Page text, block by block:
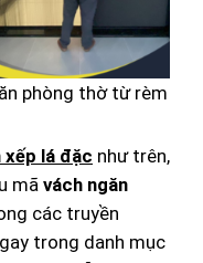
phòng thờ từ rèm
xếp lá đặc như trên,
mã vách ngăn
các truyền
trong danh mục